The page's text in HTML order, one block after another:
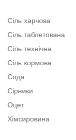
Сіль харчова
Сіль таблетована
Сіль технічна
Сіль кормова
Сода
Сірники
Оцет
Хімсировина